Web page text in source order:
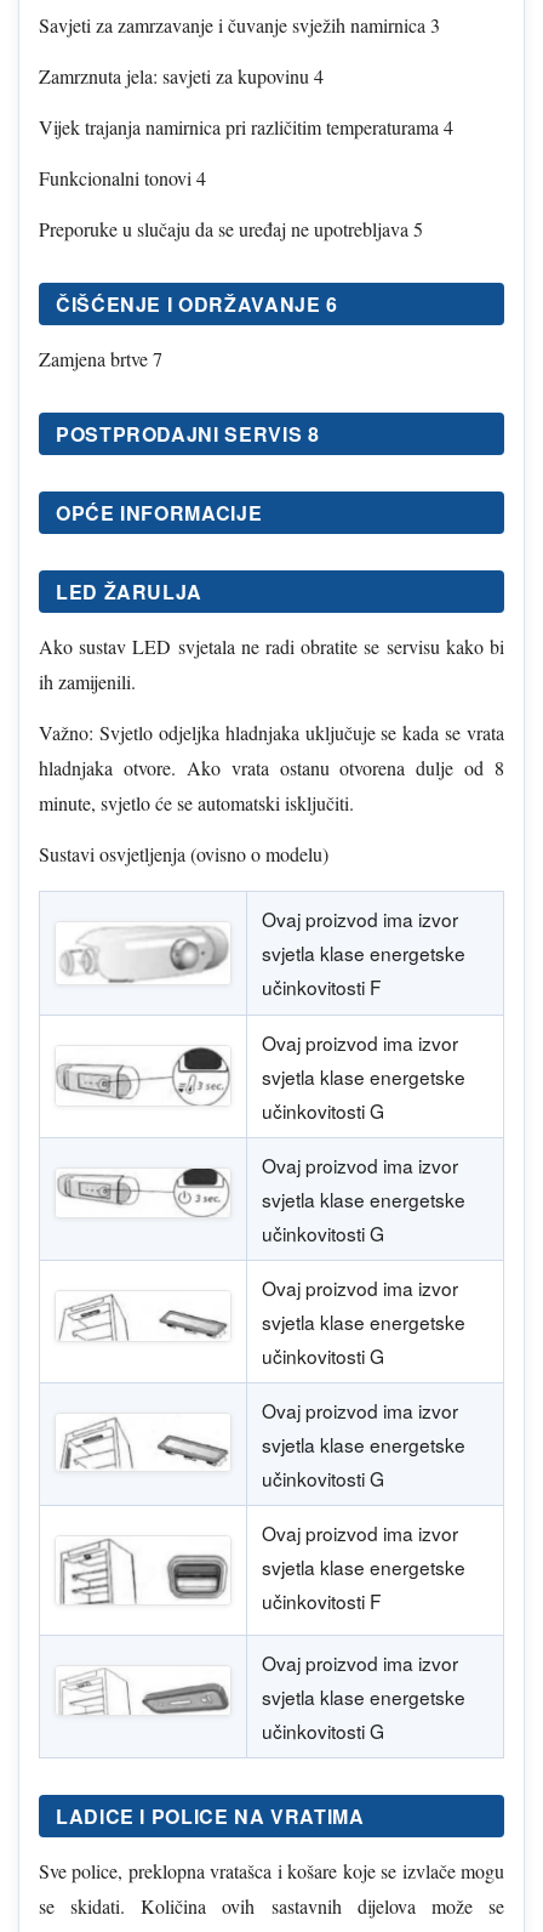
Savjeti za zamrzavanje i čuvanje svježih namirnica 3
Zamrznuta jela: savjeti za kupovinu 4
Vijek trajanja namirnica pri različitim temperaturama 4
Funkcionalni tonovi 4
Preporuke u slučaju da se uređaj ne upotrebljava 5
ČIŠĆENJE I ODRŽAVANJE 6
Zamjena brtve 7
POSTPRODAJNI SERVIS 8
OPĆE INFORMACIJE
LED ŽARULJA
Ako sustav LED svjetala ne radi obratite se servisu kako bi
ih zamijenili.
Važno: Svjetlo odjeljka hladnjaka uključuje se kada se vrata
hladnjaka otvore. Ako vrata ostanu otvorena dulje od 8
minute, svjetlo će se automatski isključiti.
Sustavi osvjetljenja (ovisno o modelu)
Ovaj proizvod ima izvor
svjetla klase energetske
učinkovitosti F
Ovaj proizvod ima izvor
svjetla klase energetske
učinkovitosti G
Ovaj proizvod ima izvor
svjetla klase energetske
učinkovitosti G
Ovaj proizvod ima izvor
svjetla klase energetske
učinkovitosti G
Ovaj proizvod ima izvor
svjetla klase energetske
učinkovitosti G
Ovaj proizvod ima izvor
svjetla klase energetske
učinkovitosti F
Ovaj proizvod ima izvor
svjetla klase energetske
učinkovitosti G
LADICE I POLICE NA VRATIMA
Sve police, preklopna vratašca i košare koje se izvlače mogu
se skidati. Količina ovih sastavnih dijelova može se